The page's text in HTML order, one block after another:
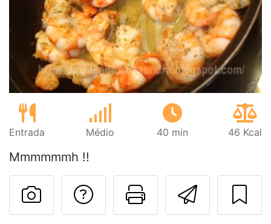
Entrada Médio 40 min 46 Kcal
Mmmmmmh !!
Imprima
Falar com o autor